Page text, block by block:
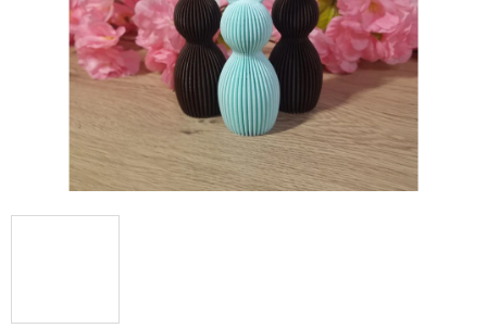
hvězdiček.